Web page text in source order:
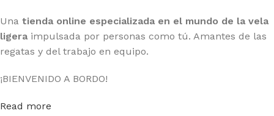
Una tienda online especializada en el mundo de la vela
ligera impulsada por personas como tú. Amantes de las
regatas y del trabajo en equipo.
¡BIENVENIDO A BORDO!
Read more